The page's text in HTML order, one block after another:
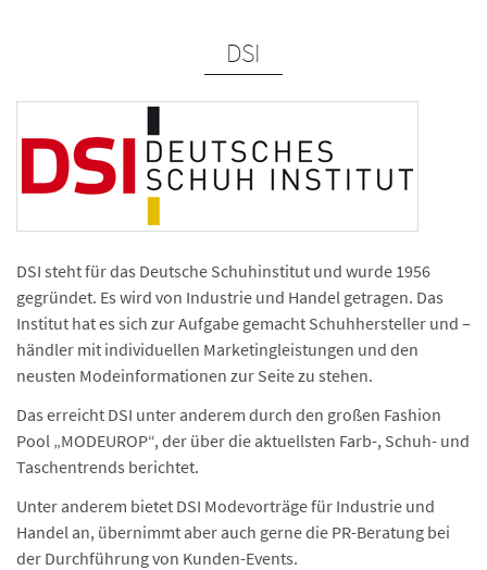
DSI
DSI steht für das Deutsche Schuhinstitut und wurde 1956
gegründet. Es wird von Industrie und Handel getragen. Das
Institut hat es sich zur Aufgabe gemacht Schuh­hersteller und –
händler mit individuellen Marketing­leistungen und den
neusten Modeinformationen zur Seite zu stehen.
Das erreicht DSI unter anderem durch den großen Fashion
Pool „MODEUROP“, der über die aktuellsten Farb-, Schuh- und
Taschentrends berichtet.
Unter anderem bietet DSI Modevorträge für Industrie und
Handel an, übernimmt aber auch gerne die PR-Beratung bei
der Durchführung von Kunden-Events.